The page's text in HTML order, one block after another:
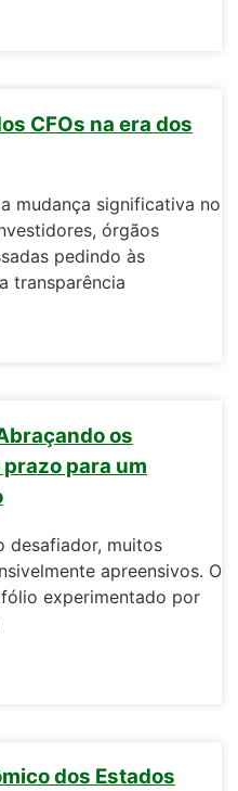
CFOs na era dos
mudança significativa no
órgãos
pedindo às
transparência
os
para um
desafiador, muitos
apreensivos. O
experimentado por
dos Estados